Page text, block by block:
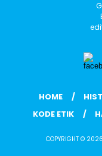
HOME
KODE ETIK
COPYRIGHT ©